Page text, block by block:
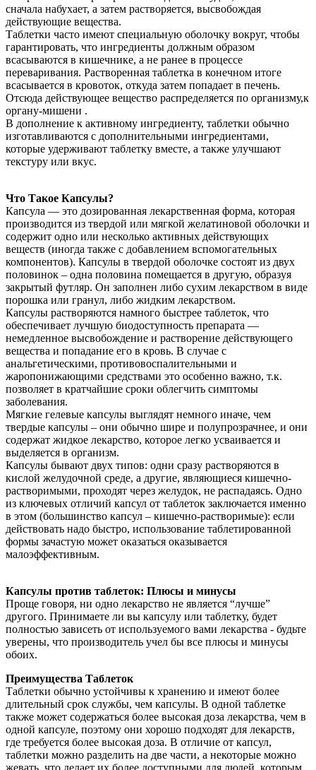
сначала набухает, а затем растворяется, высвобождая
действующие вещества.
Таблетки часто имеют специальную оболочку вокруг, чтобы
гарантировать, что ингредиенты должным образом
всасываются в кишечнике, а не ранее в процессе
переваривания. Растворенная таблетка в конечном итоге
всасывается в кровоток, откуда затем попадает в печень.
Отсюда действующее вещество распределяется по организму,к
органу-мишени .
В дополнение к активному ингредиенту, таблетки обычно
изготавливаются с дополнительными ингредиентами,
которые удерживают таблетку вместе, а также улучшают
текстуру или вкус.
Что Такое Капсулы?
Капсула — это дозированная лекарственная форма, которая
производится из твердой или мягкой желатиновой оболочки и
содержит одно или несколько активных действующих
веществ (иногда также с добавлением вспомогательных
компонентов). Капсулы в твердой оболочке состоят из двух
половинок – одна половина помещается в другую, образуя
закрытый футляр. Он заполнен либо сухим лекарством в виде
порошка или гранул, либо жидким лекарством.
Капсулы растворяются намного быстрее таблеток, что
обеспечивает лучшую биодоступность препарата —
немедленное высвобождение и растворение действующего
вещества и попадание его в кровь. В случае с
анальгетическими, противовоспалительными и
жаропонижающими средствами это особенно важно, т.к.
позволяет в кратчайшие сроки облегчить симптомы
заболевания.
Мягкие гелевые капсулы выглядят немного иначе, чем
твердые капсулы – они обычно шире и полупрозрачнее, и они
содержат жидкое лекарство, которое легко усваивается и
выделяется в организм.
Капсулы бывают двух типов: одни сразу растворяются в
кислой желудочной среде, а другие, являющиеся кишечно-
растворимыми, проходят через желудок, не распадаясь. Одно
из ключевых отличий капсул от таблеток заключается именно
в этом (большинство капсул – кишечно-растворимые): если
действовать надо быстро, использование таблетированной
формы зачастую может оказаться оказывается
малоэффективным.
Капсулы против таблеток: Плюсы и минусы
Проще говоря, ни одно лекарство не является “лучше”
другого. Принимаете ли вы капсулу или таблетку, будет
полностью зависеть от используемого вами лекарства - будьте
уверены, что производитель учел бы все плюсы и минусы
обоих.
Преимущества Таблеток
Таблетки обычно устойчивы к хранению и имеют более
длительный срок службы, чем капсулы. В одной таблетке
также может содержаться более высокая доза лекарства, чем в
одной капсуле, поэтому они хорошо подходят для лекарств,
где требуется более высокая доза. В отличие от капсул,
таблетки можно разделить на две части, а некоторые можно
жевать, что делает их более доступными для людей, которым